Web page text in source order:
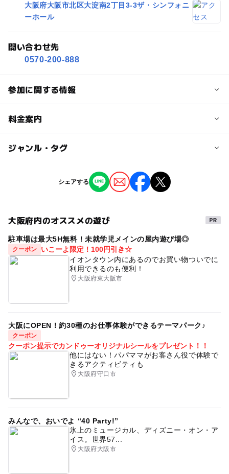
大阪府大阪市北区大淀南2丁目3-3ザ・シンフォニ
ーホール
問い合わせ先
0570-200-888
参加に関する情報
対象年齢
さい。
料金案内
子供の料金詳細
6,000円
大人の料金詳細
7,000円
6,000円
※税込
ジャンル・タグ
タグ
コンサート クラシック ホルン ホルン奏者
シェアする
大阪府内のオススメの遊び
駐車場は最大5H無料！未就学児メインの屋内遊び場◎
クーポン
いこーよ限定！100円引き☆
イオンタウン内にあるのでお買い物ついでに
利用できるのも便利！
大阪府東大阪市
大阪にOPEN！約30種のお仕事体験ができるテーマパーク♪
クーポン
クーポン提示でカンドゥーオリジナルシールをプレゼント！！
他にはない！パパママがお客さん役で体験で
きるアクティビティも
大阪府守口市
みんなで、おいでよ “40 Party!”
氷上のミュージカル、ディズニー・オン・ア
イス。世界57...
大阪府大阪市